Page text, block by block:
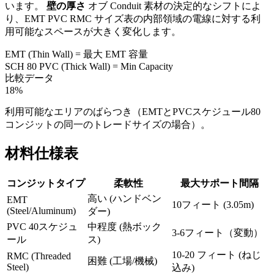
います。 壁の厚さ オブ Conduit 素材の決定的なシフトによ
り、EMT PVC RMC サイズ表の内部領域の電線に対する利
用可能なスペースが大きく変化します。
EMT (Thin Wall) = 最大 EMT 容量
SCH 80 PVC (Thick Wall) = Min Capacity
比較データ
18%
利用可能なエリアのばらつき（EMTとPVCスケジュール80
コンジットの同一のトレードサイズの場合）。
材料仕様表
コンジットタイプ 柔軟性
最大サポート間隔
EMT
(Steel/Aluminum)
高い (ハンドベン
ダー)
10フィート (3.05m)
PVC 40スケジュ
ール
中程度 (熱ボック
ス)
3-6フィート（変動）
RMC (Threaded
Steel)
困難 (工場/機械)
10-20 フィート (ねじ
込み)